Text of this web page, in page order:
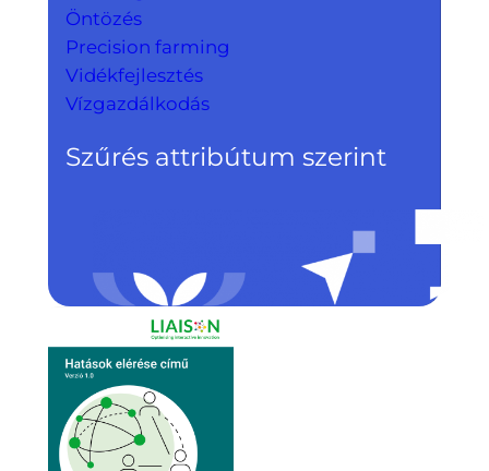
Öntözés
Precision farming
Vidékfejlesztés
Vízgazdálkodás
Szűrés attribútum szerint